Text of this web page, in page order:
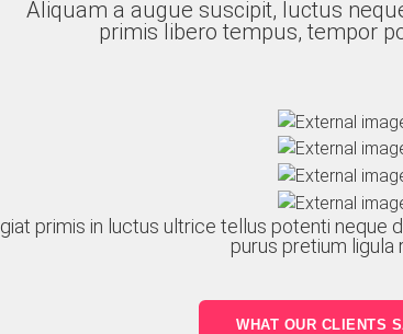
Aliquam a augue suscipit, luctus
primis libero tempus, tempor
primis in luctus ultrice tellus potenti neque
purus pretium ligula
WHAT OUR CLIENTS